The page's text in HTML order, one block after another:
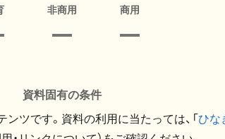
非商用 商用
資料固有の条件
ツです。資料の利用に当たっては、「ひな